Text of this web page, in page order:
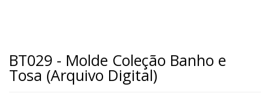
BT029 - Molde Coleção Banho e
Tosa (Arquivo Digital)